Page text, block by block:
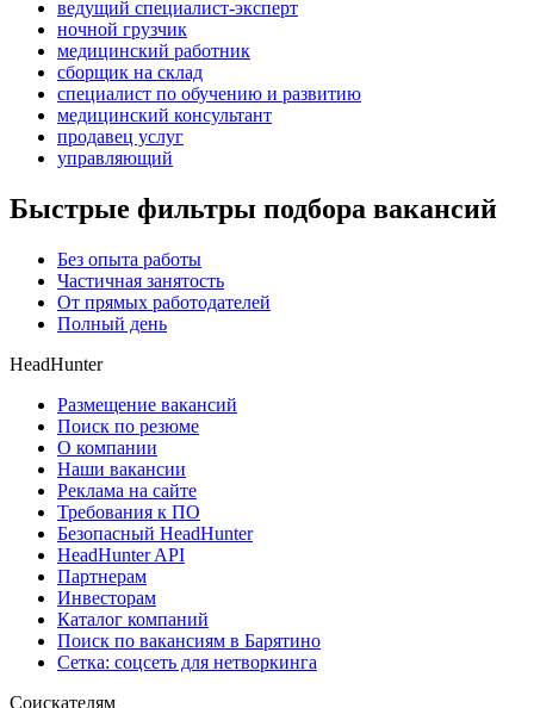
ведущий специалист-эксперт
ночной грузчик
медицинский работник
сборщик на склад
специалист по обучению и развитию
медицинский консультант
продавец услуг
управляющий
Быстрые фильтры подбора вакансий
Без опыта работы
Частичная занятость
От прямых работодателей
Полный день
HeadHunter
Размещение вакансий
Поиск по резюме
О компании
Наши вакансии
Реклама на сайте
Требования к ПО
Безопасный HeadHunter
HeadHunter API
Партнерам
Инвесторам
Каталог компаний
Поиск по вакансиям в Барятино
Сетка: соцсеть для нетворкинга
Соискателям